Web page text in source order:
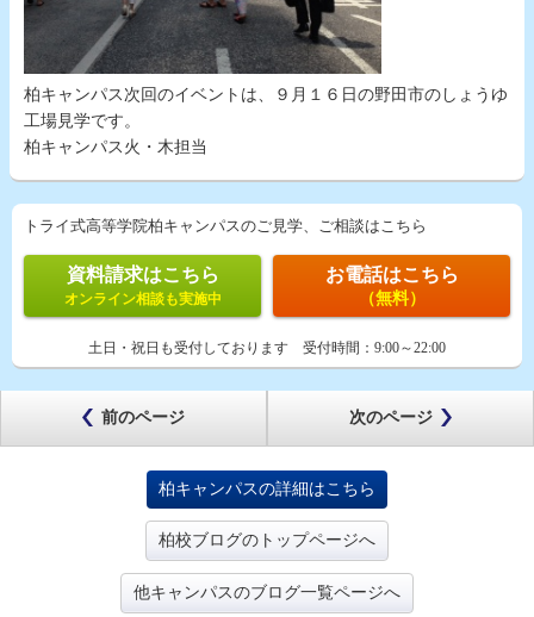
柏キャンパス次回のイベントは、９月１６日の野田市のしょうゆ
工場見学です。
柏キャンパス火・木担当
トライ式高等学院柏キャンパスのご見学、ご相談はこちら
資料請求はこちら
オンライン相談も実施中
お電話はこちら
（無料）
土日・祝日も受付しております 受付時間： 9:00～22:00
前のページ 次のページ
柏キャンパスの詳細はこちら
柏校ブログのトップページへ
他キャンパスのブログ一覧ページへ